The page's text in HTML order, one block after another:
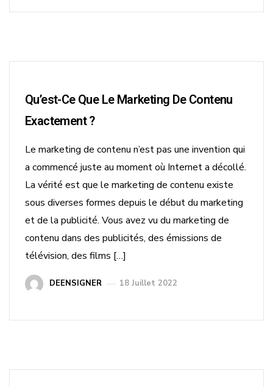
Qu’est-Ce Que Le Marketing De Contenu
Exactement ?
Le marketing de contenu n’est pas une invention qui
a commencé juste au moment où Internet a décollé.
La vérité est que le marketing de contenu existe
sous diverses formes depuis le début du marketing
et de la publicité. Vous avez vu du marketing de
contenu dans des publicités, des émissions de
télévision, des films […]
DEENSIGNER 18 Juillet 2022